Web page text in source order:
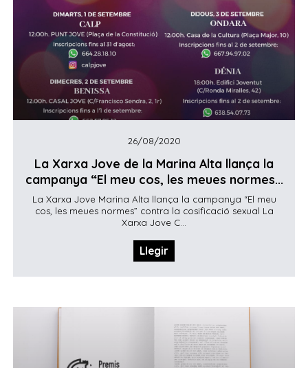
26/08/2020
La Xarxa Jove de la Marina Alta llança la
campanya “El meu cos, les meues normes...
La Xarxa Jove Marina Alta llança la campanya “El meu
cos, les meues normes” contra la cosificació sexual La
Xarxa Jove C...
Llegir